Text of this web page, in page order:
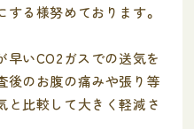
る様努めております。
早いCO2ガスでの送気を
後のお腹の痛みや張り等
と比較して大きく軽減さ